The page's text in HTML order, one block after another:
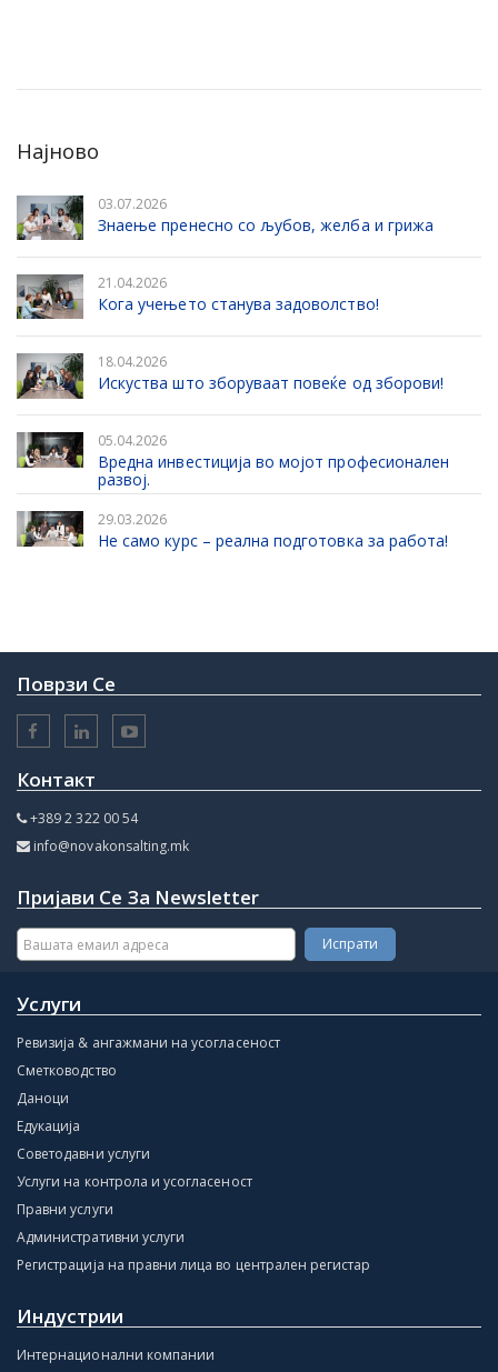
Најново
03.07.2026
Знаење пренесно со љубов, желба и грижа
21.04.2026
Кога учењето станува задоволство!
18.04.2026
Искуства што зборуваат повеќе од зборови!
05.04.2026
Вредна инвестиција во мојот професионален
развој.
29.03.2026
Не само курс – реална подготовка за работа!
Поврзи Се
Контакт
+389 2 322 00 54
info@novakonsalting.mk
Пријави Се За Newsletter
Услуги
Ревизија & ангажмани на усогласеност
Сметководство
Даноци
Едукација
Советодавни услуги
Услуги на контрола и усогласеност
Правни услуги
Административни услуги
Регистрација на правни лица во централен регистар
Индустрии
Интернационални компании